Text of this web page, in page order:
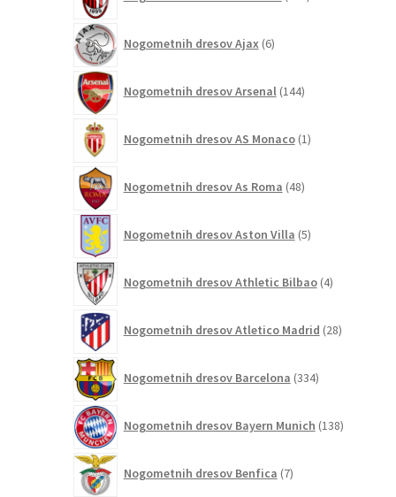
Nogometnih dresov Ajax 6izdelkov
Nogometnih dresov Arsenal 144izdelkov
Nogometnih dresov AS Monaco 1izdelek
Nogometnih dresov As Roma 48izdelkov
Nogometnih dresov Aston Villa 5izdelkov
Nogometnih dresov Athletic Bilbao 4izdelki
Nogometnih dresov Atletico Madrid 28izdelkov
Nogometnih dresov Barcelona 334izdelkov
Nogometnih dresov Bayern Munich 138izdelkov
Nogometnih dresov Benfica 7izdelkov